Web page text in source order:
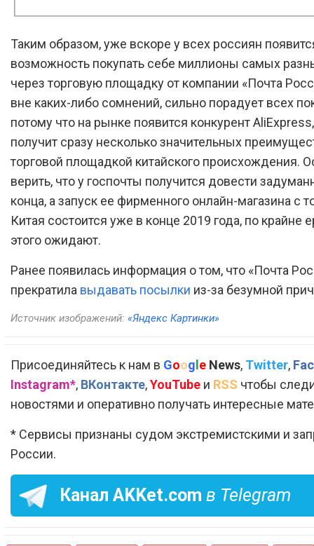
Таким образом, уже вскоре у всех россиян
возможность покупать себе миллионы самых
через торговую площадку от компании «Почта
вне каких-либо сомнений, сильно порадует всех
потому что на рынке появится конкурент
получит сразу несколько значительных
торговой площадкой китайского происхождения.
верить, что у госпочты получится довести
конца, а запуск ее фирменного онлайн-магазина с
Китая состоится уже в конце 2019 года, по крайне
этого ожидают.
Ранее появилась информация о том, что «Почта
прекратила выдавать посылки из-за безумной
Источник изображений: «Яндекс Картинки»
Присоединяйтесь к нам в Google News, Twitter,
Instagram*, ВКонтакте,YouTube и RSS чтобы
новостями и оперативно получать интересные
* Сервисы признаны судом экстремистскими и
России.
Канал AKKet.com в Telegram